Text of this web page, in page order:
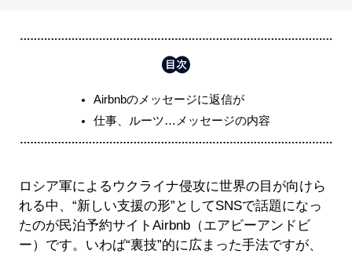
Airbnbのメッセージに返信が
仕事、ルーツ…メッセージの内容
ロシア軍によるウクライナ侵攻に世界の目が向けら
れる中、“新しい支援の形”としてSNSで話題になっ
たのが民泊予約サイトAirbnb（エアビーアンドビ
ー）です。いわば“裏技”的に広まった手法ですが、